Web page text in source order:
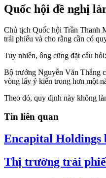
Quốc hội đề nghị
Chủ tịch Quốc hội Trần Thanh
trái phiếu và cho rằng cần có
Tuy nhiên, ông cũng đặt câu
Bộ trưởng Nguyễn Văn Thắng
vòng lấy ý kiến trong hơn một
Theo đó, quy định này không
Tin liên quan
Encapital Holdings
Thị trường trái